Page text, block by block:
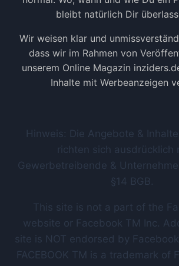
bleibt natürlich Dir
Wir weisen klar und
dass wir im Rahmen von
unserem Online Magazin
Inhalte mit Werbeanzeigen
Hinweis: Die Angebote &
richten sich ausdrücklich
Gewerbetreibende &
§14 BGB.
This site is not a part of the
website or Facebook TM Inc.
site is NOT endorsed by
FACEBOOK TM is a trademark of